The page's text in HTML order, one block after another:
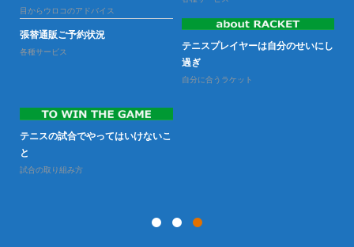
目からウロコのアドバイス
張替通販ご予約状況
各種サービス
テニスプレイヤーは自分のせいにし
過ぎ
自分に合うラケット
テニスの試合でやってはいけないこ
と
試合の取り組み方